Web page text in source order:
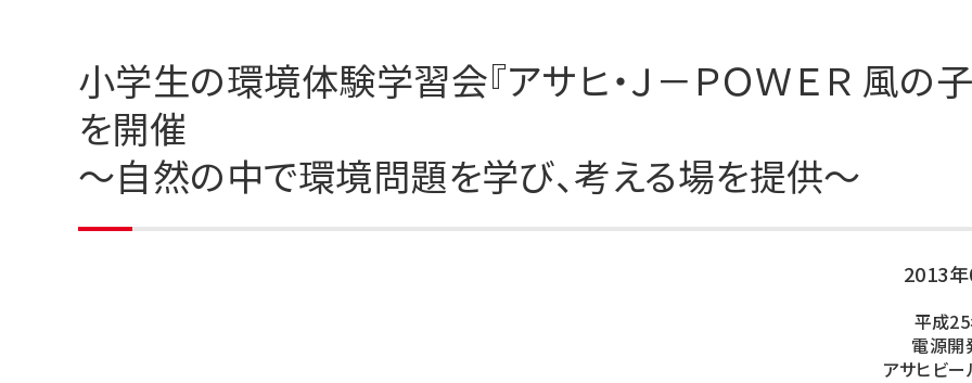
技術開発
小学生の環境体験学習会『アサヒ・Ｊ－ＰＯＷＥＲ 風の
を開催
～自然の中で環境問題を学び、考える場を提供～
2013
平成
電源開
アサヒビ